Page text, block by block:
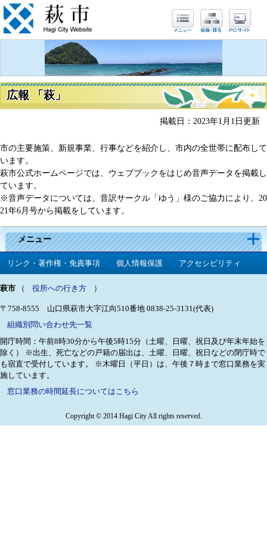
広報 「萩」
掲載日：2023年1月1日更新
市の主要施策、新規事業、行事などを紹介し、市内の全世帯に配布して
います。
萩市公式ホームページでは、ウェブブックをはじめ音声データを掲載し
ています。
※音声データについては、音訳サークル「ゆう」様のご協力により、20
21年6月号から掲載をしています。
メニュー
リンク・著作権・免責事項 個人情報保護 アクセシビリティ
萩市 （ 役所への行き方 ）
〒758-8555 山口県萩市大字江向510番地 0838-25-3131(代表)
組織別問い合わせ先一覧
開庁時間：午前8時30分から午後5時15分（土曜、日曜、祝日及び年末年始を
除く）
※出生、死亡などの戸籍の届出は、土曜、日曜、祝日などの閉庁時で
も宿直で受付しています。
※木曜日（平日）は、午後７時まで窓口業務を実
施しています。
窓口業務の時間延長についてはこちら
Copyright © 2014 Hagi City All rights reserved.